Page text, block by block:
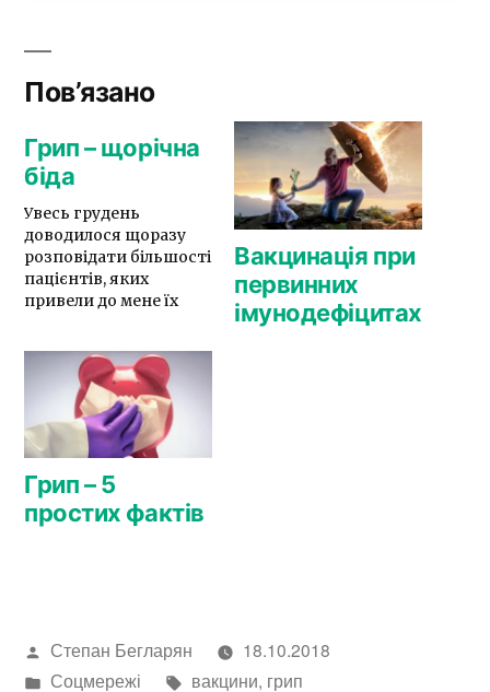
Пов’язано
Грип – щорічна
біда
Увесь грудень
доводилося щоразу
розповідати більшості
пацієнтів, яких
привели до мене їх
про грип. Розповідати
про те, що грип вміє
викликати
ускладнення. Про те,
що грип для дітей в
принципі ризиковіша
хвороба щодо вірусної
пневмонії, ніж чинні
Вакцинація при
первинних
імунодефіцитах
Грип – 5
простих фактів
Написано
автором
Степан Бегларян
18.10.2018
Опубліковано
Соцмережі Позначки:
вакцини, грип